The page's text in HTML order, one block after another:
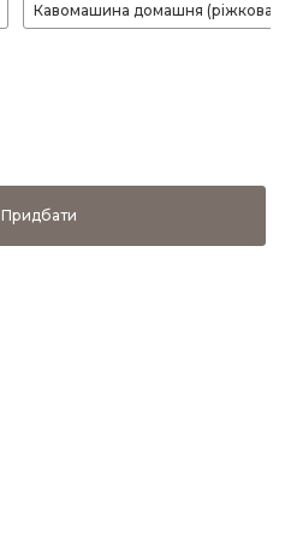
Кавомашина домашня (ріжкова)
Придбати